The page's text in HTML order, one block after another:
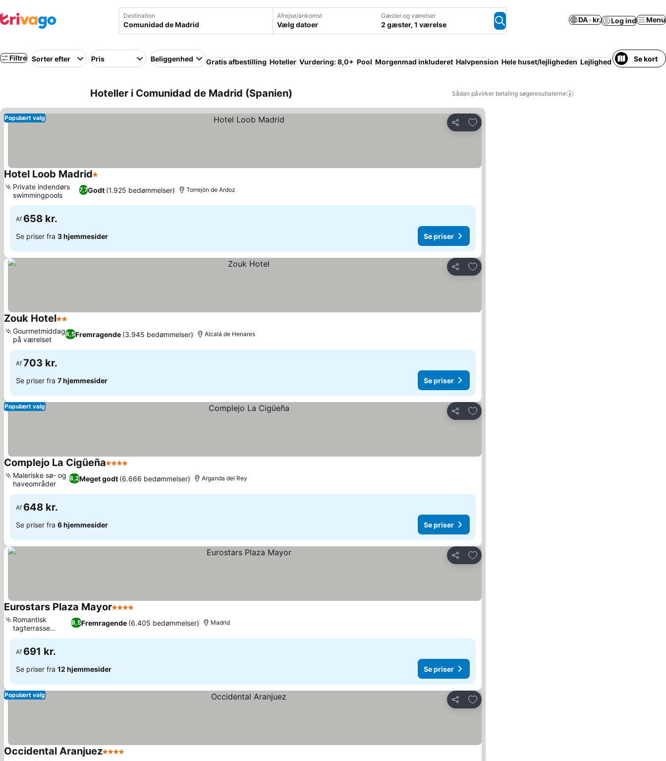
Destination Afrejse/ankomst
Vælg datoer
Gæster og værelser
2 gæster, 1 værelse
DA · kr. Log ind Menu
Filtre Sorter efter Pris Beliggenhed Gratis afbestilling Hoteller Vurdering: 8,0+ Pool Morgenmad inkluderet Halvpension Hele huset/lejligheden Lejlighed med faciliteter
Se kort
Hoteller i Comunidad de Madrid (Spanien) Sådan påvirker betaling søgeresultaterne
Del
Føj til favoritter
Populært valg
Hotel Loob Madrid1 Stjerner
7,7Godt (1.925 bedømmelser)
Private indendørs
swimmingpools
Torrejón de Ardoz
Af 658 kr.
Se priser fra 3 hjemmesider Se priser
Del
Føj til favoritter
Zouk Hotel2 Stjerner
8,5Fremragende (3.945 bedømmelser)
Gourmetmiddag
på værelset
Alcalá de Henares
Af 703 kr.
Se priser fra 7 hjemmesider Se priser
Del
Føj til favoritter
Populært valg
Complejo La Cigüeña4 Stjerner
8,2Meget godt (6.666 bedømmelser)
Maleriske sø- og
haveområder
Arganda del Rey
Af 648 kr.
Se priser fra 6 hjemmesider Se priser
Del
Føj til favoritter
Eurostars Plaza Mayor4 Stjerner
8,5Fremragende (6.405 bedømmelser)
Romantisk
tagterrasse
udendørs
Madrid
Af 691 kr.
Se priser fra 12 hjemmesider Se priser
Del
Føj til favoritter
Populært valg
Occidental Aranjuez4 Stjerner